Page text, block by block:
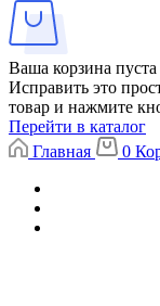
Ваша корзина пуста
Исправить это
товар и нажмите
Перейти в каталог
Главная
0